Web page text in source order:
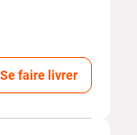
Se faire livrer